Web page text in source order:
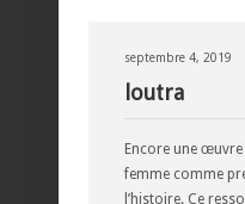
septembre 4, 2019
loutra
Encore une
femme comme
l’histoire. Ce